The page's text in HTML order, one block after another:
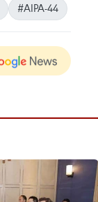
#AIPA-44